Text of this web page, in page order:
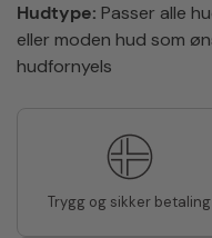
Hudtype: Passer alle
eller moden hud som
hudfornyels
Trygg og sikker betaling